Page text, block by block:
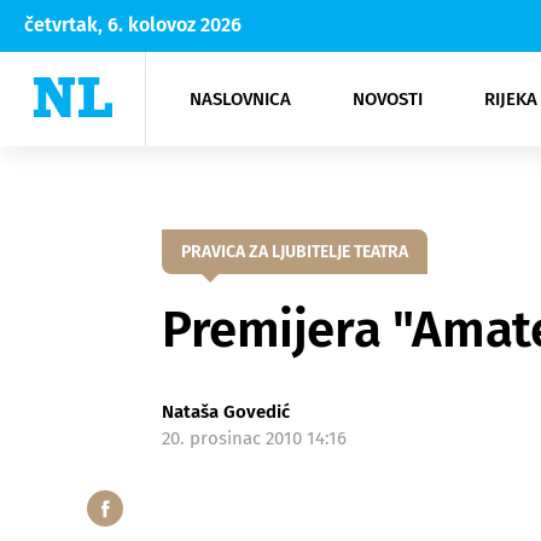
četvrtak, 6. kolovoz 2026
NASLOVNICA NOVOSTI
Rijeka Opatija
NK
Moda
Kultura
PRAVICA ZA LJUBITELJE TEATRA
Premijera
Nataša Govedić
20. prosinac 2010 14:16